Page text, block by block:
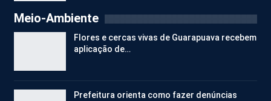
Meio-Ambiente
Flores e cercas vivas de Guarapuava recebem
aplicação de…
Prefeitura orienta como fazer denúncias